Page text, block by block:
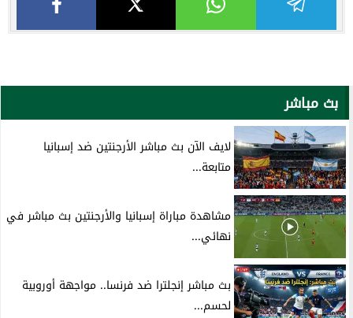
بث مباشر
لايف الآن بث مباشر الأرجنتين ضد إسبانيا
متابعة...
مشاهدة مباراة إسبانيا والأرجنتين بث مباشر في
نهائي...
بث مباشر إنجلترا ضد فرنسا.. مواجهة أوروبية
لحسم...